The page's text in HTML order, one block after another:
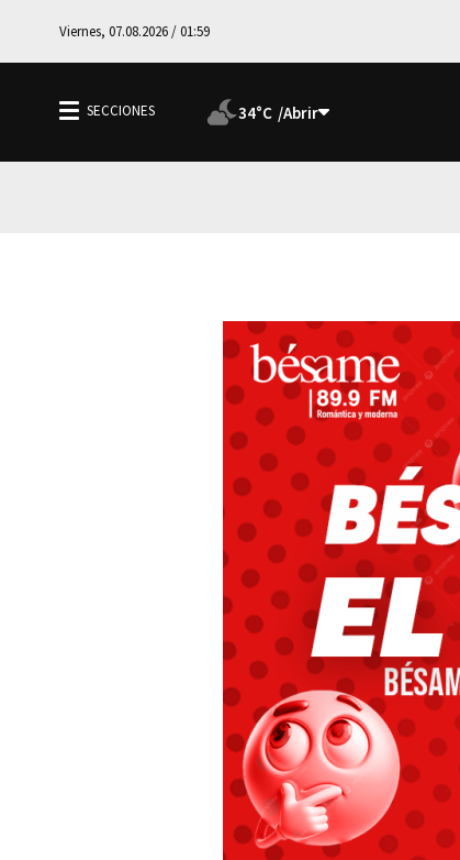
Viernes, 07.08.2026 / 01:59
34°C